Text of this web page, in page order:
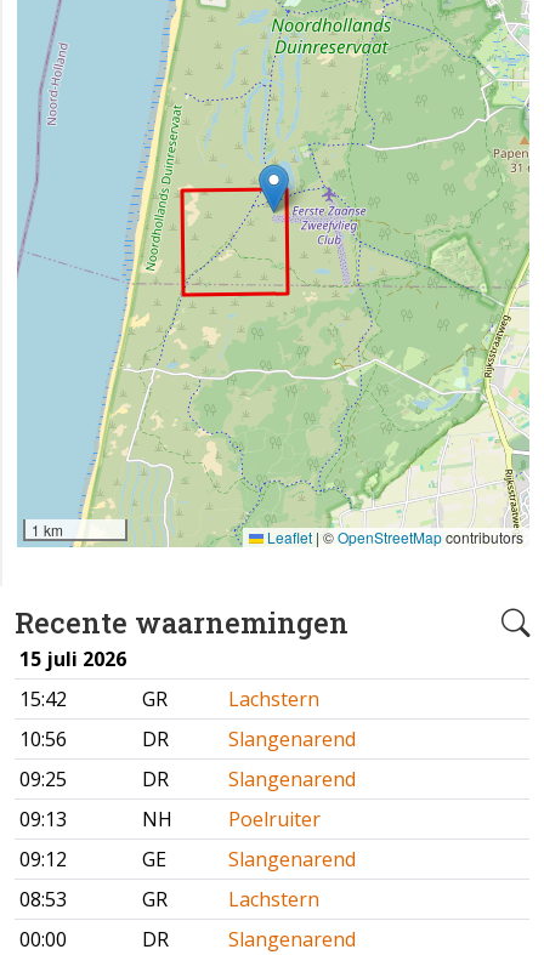
Recente waarnemingen
15 juli 2026
15:42
GR
Lachstern
10:56
DR
Slangenarend
09:25
DR
Slangenarend
09:13
NH
Poelruiter
09:12
GE
Slangenarend
08:53
GR
Lachstern
00:00
DR
Slangenarend
1 km Leaflet | ©OpenStreetMapcontributors